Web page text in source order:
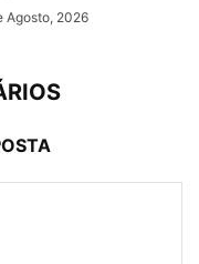
Agosto, 2026